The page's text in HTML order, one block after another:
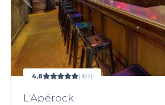
4,8 (167)
L'Apérock